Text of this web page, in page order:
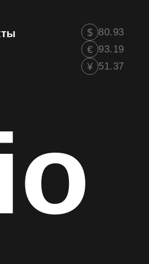
$ 80.93
€ 93.19
¥ 51.37